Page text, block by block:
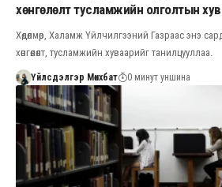
хөнгөлөлт тусламжийн олголтын
Хөдөлмөр, Халамж Үйлчилгээний Газраас энэ
хөнгөлөлт, тусламжийн хуваарийг танилцууллаа.
Үйлсдэлгэр Мөнхбат 0 минут уншина